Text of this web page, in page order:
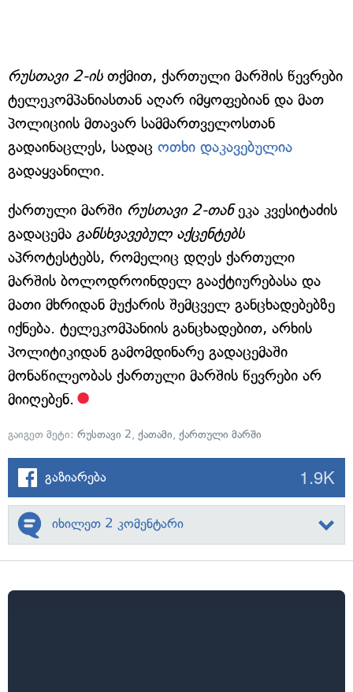
რუსთავი 2-ის თქმით, ქართული მარშის წევრები
ტელეკომპანიასთან აღარ იმყოფებიან და მათ
პოლიციის მთავარ სამმართველოსთან
გადაინაცლეს, სადაც ოთხი დაკავებულია
გადაყვანილი.
ქართული მარში რუსთავი 2-თანეკა კვესიტაძის
გადაცემა განსხვავებულ აქცენტებს
აპროტესტებს, რომელიც დღეს ქართული
მარშის ბოლოდროინდელ გააქტიურებასა და
მათი მხრიდან მუქარის შემცველ განცხადებებზე
იქნება. ტელეკომპანიის განცხადებით, არხის
პოლიტიკიდან გამომდინარე გადაცემაში
მონაწილეობას ქართული მარშის წევრები არ
მიიღებენ.
გაიგეთ მეტი: რუსთავი 2, ქათამი, ქართული მარში
გაზიარება 1.9K
იხილეთ 2 კომენტარი